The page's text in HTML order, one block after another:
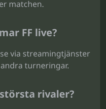
matchen.
FF live?
via streamingtjänster
turneringar.
rivaler?